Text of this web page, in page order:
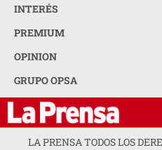
INTERÉS
PREMIUM
OPINION
GRUPO OPSA
LA PRENSA TODOS LOS